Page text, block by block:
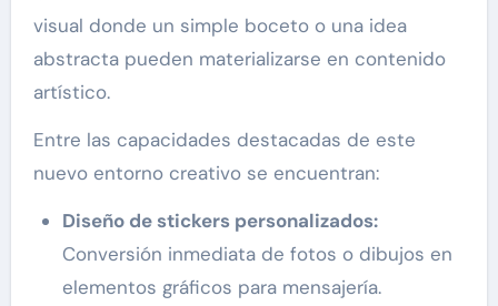
visual donde un simple boceto o una idea
abstracta pueden materializarse en contenido
artístico.
Entre las capacidades destacadas de este
nuevo entorno creativo se encuentran:
Diseño de stickers personalizados:
Conversión inmediata de fotos o dibujos en
elementos gráficos para mensajería.